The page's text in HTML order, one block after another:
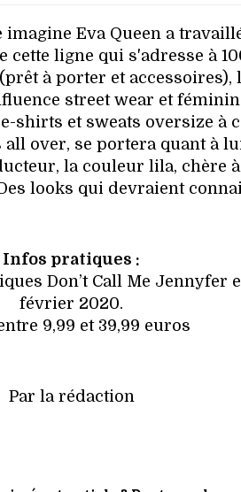
Eva Queen a
cette ligne qui s'adresse à
à porter et accessoires),
street wear et
shirts et sweats oversize à
over, se portera quant à
la couleur lila, chère
looks qui devraient
Infos pratiques :
Don’t Call Me Jennyfer
février 2020.
9,99 et 39,99 euros
Par la rédaction